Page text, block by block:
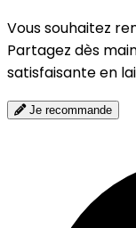
Vous souhaitez
Partagez dès
satisfaisante en
Je recommande